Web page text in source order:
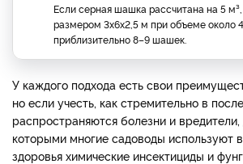
Если серная шашка рассчитана на 5
размером 3х6х2,5 м при объеме около
приблизительно 8–9 шашек.
У каждого подхода есть свои
но если учесть, как стремительно в
распространяются болезни и
которыми многие садоводы используют
здоровья химические инсектициды и